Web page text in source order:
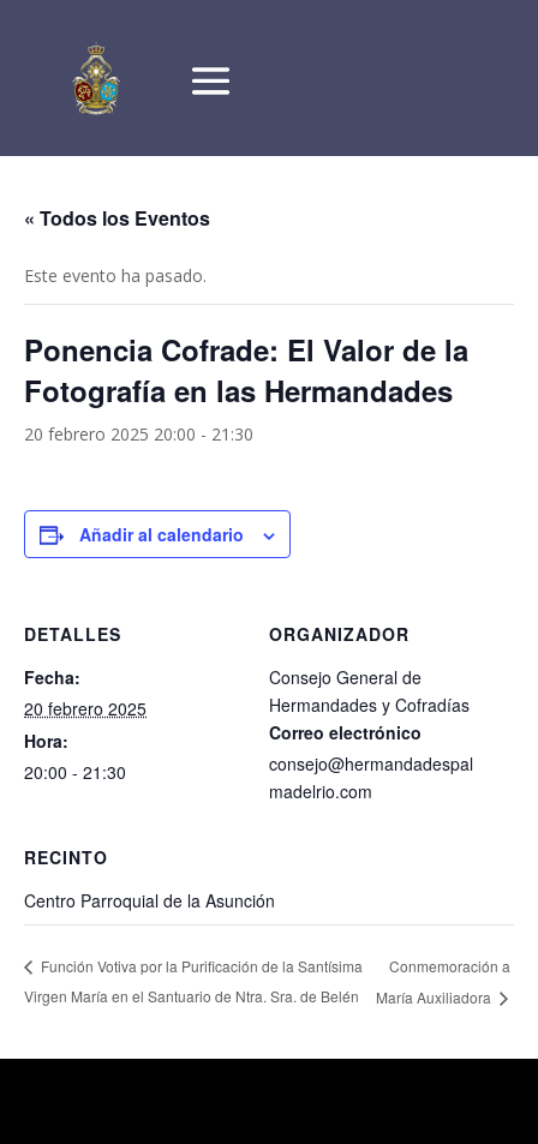
« Todos los Eventos
Este evento ha pasado.
Ponencia Cofrade: El Valor de la
Fotografía en las Hermandades
20 febrero 2025 20:00 - 21:30
Añadir al calendario
DETALLES
Fecha:
20 febrero 2025
Hora:
20:00 - 21:30
ORGANIZADOR
Consejo General de
Hermandades y Cofradías
Correo electrónico
consejo@hermandadespal
madelrio.com
RECINTO
Centro Parroquial de la Asunción
Función Votiva por la Purificación de la Santísima
Virgen María en el Santuario de Ntra. Sra. de Belén
Conmemoración a
María Auxiliadora